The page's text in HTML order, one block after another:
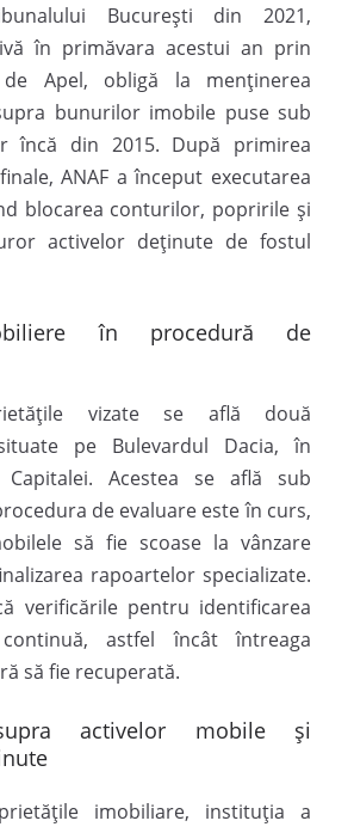
București din 2021,
în primăvara acestui an prin
Apel, obligă la menținerea
bunurilor imobile puse sub
încă din 2015. După primirea
ANAF a început executarea
blocarea conturilor, popririle și
activelor deținute de fostul
în procedură de
vizate se află două
pe Bulevardul Dacia, în
Acestea se află sub
de evaluare este în curs,
să fie scoase la vânzare
rapoartelor specializate.
verificările pentru identificarea
astfel încât întreaga
să fie recuperată.
activelor mobile și
imobiliare, instituția a